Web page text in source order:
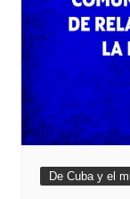
De Cuba y el